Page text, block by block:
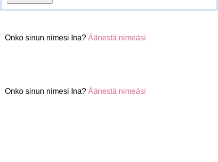
Onko sinun nimesi Ina? Äänestä nimeäsi
Onko sinun nimesi Ina? Äänestä nimeäsi